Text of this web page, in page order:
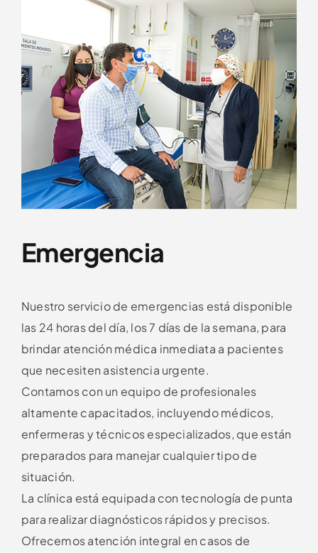
Emergencia
Nuestro servicio de emergencias está disponible
las 24 horas del día, los 7 días de la semana, para
brindar atención médica inmediata a pacientes
que necesiten asistencia urgente.
Contamos con un equipo de profesionales
altamente capacitados, incluyendo médicos,
enfermeras y técnicos especializados, que están
preparados para manejar cualquier tipo de
situación.
La clínica está equipada con tecnología de punta
para realizar diagnósticos rápidos y precisos.
Ofrecemos atención integral en casos de